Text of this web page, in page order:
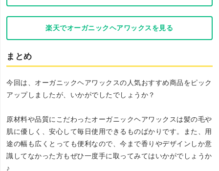
楽天でオーガニックヘアワックスを見る
まとめ
今回は、オーガニックヘアワックスの人気おすすめ商品をピック
アップしましたが、いかがでしたでしょうか？
原材料や品質にこだわったオーガニックヘアワックスは髪の毛や
肌に優しく、安心して毎日使用できるものばかりです。また、用
途の幅も広くとっても便利なので、今まで香りやデザインしか意
識してなかった方もぜひ一度手に取ってみてはいかがでしょうか
♪